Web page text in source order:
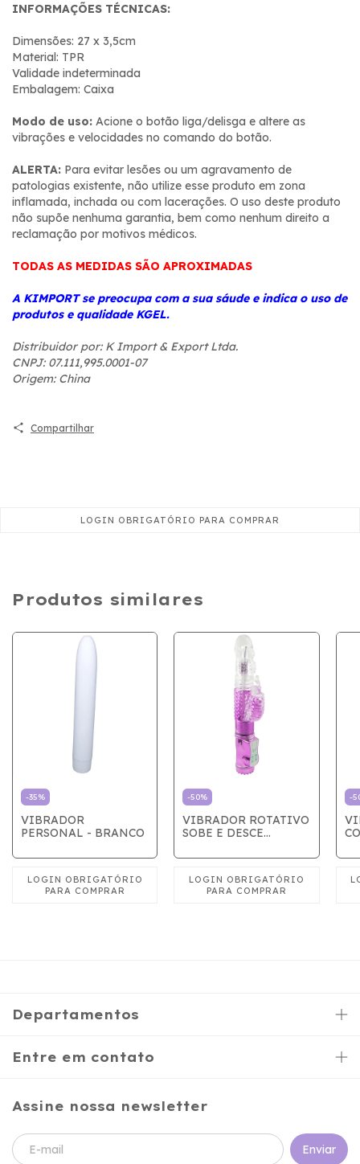
INFORMAÇÕES TÉCNICAS:
Dimensões: 27 x 3,5cm
Material: TPR
Validade indeterminada
Embalagem: Caixa
Modo de uso: Acione o botão liga/delisga e altere as
vibrações e velocidades no comando do botão.
ALERTA: Para evitar lesões ou um agravamento de
patologias existente, não utilize esse produto em zona
inflamada, inchada ou com lacerações. O uso deste produto
não supõe nenhuma garantia, bem como nenhum direito a
reclamação por motivos médicos.
TODAS AS MEDIDAS SÃO APROXIMADAS
A KIMPORT se preocupa com a sua sáude e indica o uso de
produtos e qualidade KGEL.
Distribuidor por: K Import & Export Ltda.
CNPJ: 07.111,995.0001-07
Origem: China
Compartilhar
Produtos similares
-35%
VIBRADOR
PERSONAL - BRANCO
-50%
VIBRADOR ROTATIVO
SOBE E DESCE
ESTIMULADOR ROXO
-
Departamentos
Entre em contato
Assine nossa newsletter